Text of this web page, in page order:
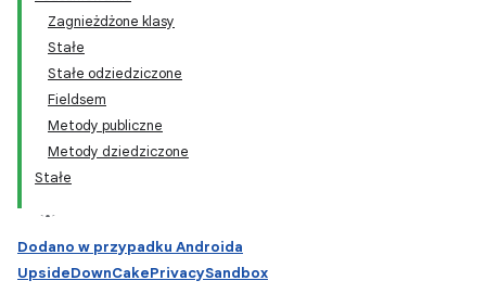
Zagnieżdżone klasy
Stałe
Stałe odziedziczone
Fieldsem
Metody publiczne
Metody dziedziczone
Stałe
Dodano w przypadku Androida
UpsideDownCakePrivacySandbox